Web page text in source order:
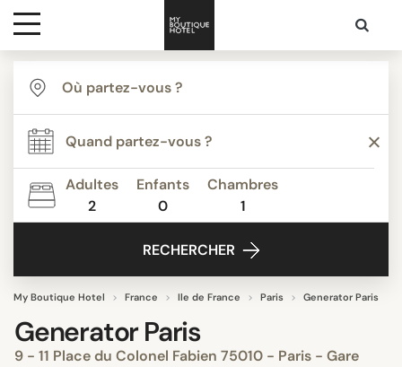
Destinations
Inspiration
Media
Adultes
2
Enfants
0
Chambres
1
RECHERCHER
My Boutique Hotel France Ile de France Paris Generator Paris
Generator Paris
9 - 11 Place du Colonel Fabien 75010 - Paris - Gare